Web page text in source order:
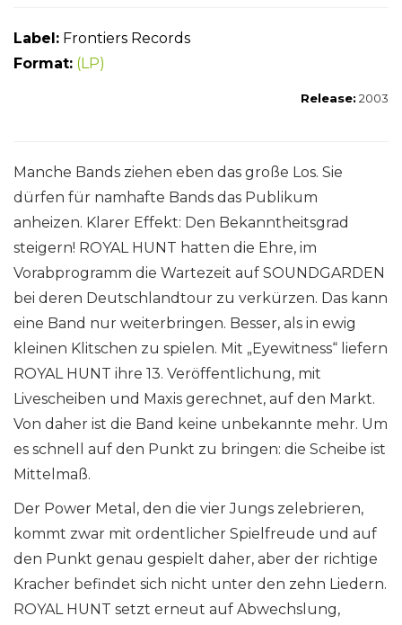
Label: Frontiers Records
Format: (LP)
Release: 2003
Manche Bands ziehen eben das große Los. Sie
dürfen für namhafte Bands das Publikum
anheizen. Klarer Effekt: Den Bekanntheitsgrad
steigern! ROYAL HUNT hatten die Ehre, im
Vorabprogramm die Wartezeit auf SOUNDGARDEN
bei deren Deutschlandtour zu verkürzen. Das kann
eine Band nur weiterbringen. Besser, als in ewig
kleinen Klitschen zu spielen. Mit „Eyewitness“ liefern
ROYAL HUNT ihre 13. Veröffentlichung, mit
Livescheiben und Maxis gerechnet, auf den Markt.
Von daher ist die Band keine unbekannte mehr. Um
es schnell auf den Punkt zu bringen: die Scheibe ist
Mittelmaß.
Der Power Metal, den die vier Jungs zelebrieren,
kommt zwar mit ordentlicher Spielfreude und auf
den Punkt genau gespielt daher, aber der richtige
Kracher befindet sich nicht unter den zehn Liedern.
ROYAL HUNT setzt erneut auf Abwechslung,